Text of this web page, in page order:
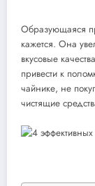
Образующаяся
кажется. Она
вкусовые
привести к
чайнике, не
чистящие